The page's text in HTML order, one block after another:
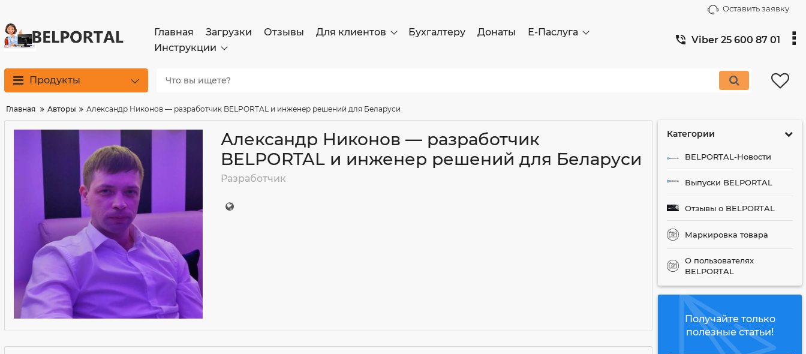
Оставить заявку
Главная Загрузки Отзывы Для клиентов Бухгалтеру Донаты
Е-Паслуга
Инструкции
Viber 25 600 87 01
Продукты
Главная Авторы Александр Никонов — разработчик BELPORTAL и инженер решений для Беларуси
Категории
BELPORTAL-Новости
Выпуски BELPORTAL
Отзывы о BELPORTAL
Маркировка товара
О пользователях
BELPORTAL
Получайте только
полезные статьи!
Александр Никонов — разработчик
BELPORTAL и инженер решений для Беларуси
Разработчик